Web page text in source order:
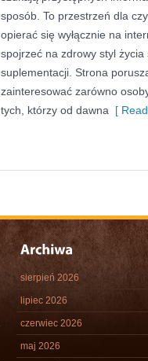
sposób. To przestrzeń dla
opierać się wyłącznie na
spojrzeć na zdrowy styl
suplementacji. Strona
zainteresować zarówno
tych, którzy od dawna [
sierpień 2026
lipiec 2026
czerwiec 2026
maj 2026